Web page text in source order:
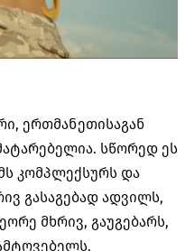
ერთმანეთისაგან
სწორედ ეს
კომპლექსურს და
გასაგებად ადვილს,
მხრივ, გაუგებარს,